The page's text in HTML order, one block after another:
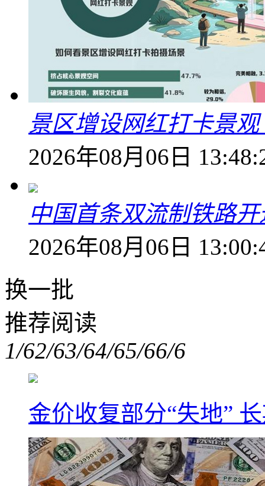
景区增设网红打卡景
2026年08月06日
中国首条双流制铁路
2026年08月06日
换一批
推荐阅读
1/62/63/64/65/66/6
金价收复部分“失地”